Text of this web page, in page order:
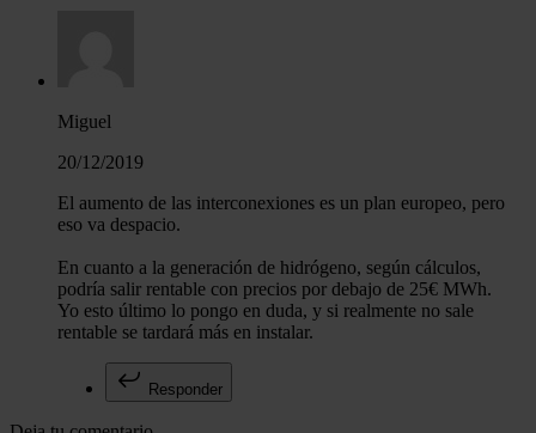
Miguel
20/12/2019
El aumento de las interconexiones es un plan europeo, pero
eso va despacio.
En cuanto a la generación de hidrógeno, según cálculos,
podría salir rentable con precios por debajo de 25€ MWh.
Yo esto último lo pongo en duda, y si realmente no sale
rentable se tardará más en instalar.
Responder